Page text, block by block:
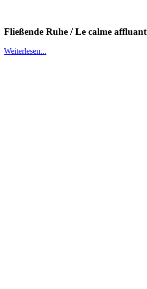
Fließende Ruhe / Le calme affluant
Weiterlesen...